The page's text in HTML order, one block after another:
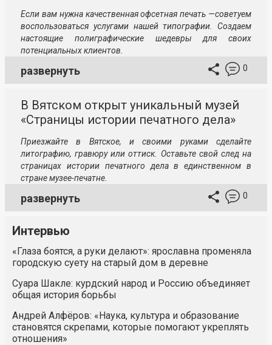
Если вам нужна качественная офсетная печать —советуем
воспользоваться услугами нашей типографии. Создаем
настоящие полиграфические шедевры для своих
потенциальных клиентов.
развернуть 0
В Вятском открыт уникальный музей
«Страницы истории печатного дела»
Приезжайте в Вятское, и своими руками сделайте
литографию, гравюру или оттиск. Оставьте свой след на
страницах истории печатного дела в единственном в
стране музее-печатне.
развернуть 0
Интервью
«Глаза боятся, а руки делают»: ярославна променяла
городскую суету на старый дом в деревне
Суара Шакле: курдский народ и Россию объединяет
общая история борьбы
Андрей Алфёров: «Наука, культура и образование
становятся скрепами, которые помогают укреплять
отношения»